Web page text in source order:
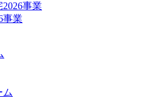
事業
事業
ム